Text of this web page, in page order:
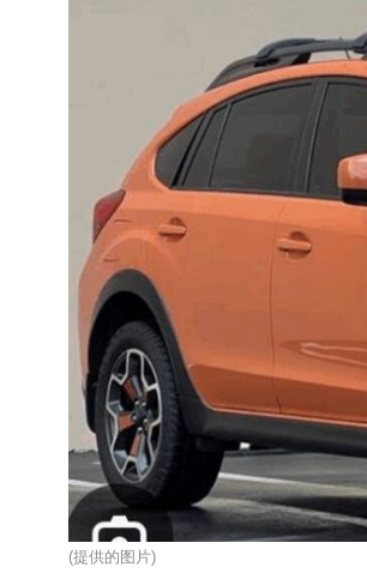
(提供的图片)